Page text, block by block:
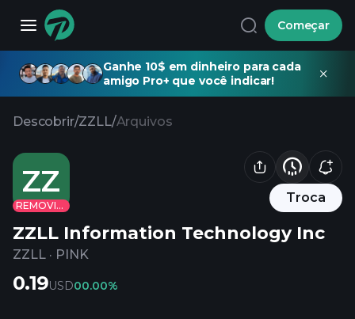
Começar
Ganhe 10$ em dinheiro para cada
amigo Pro+ que você indicar!
Descobrir/ZZLL/Arquivos
ZZ
REMOVIDO
Troca
ZZLL Information Technology Inc
ZZLL · PINK
0.19USD00.00%